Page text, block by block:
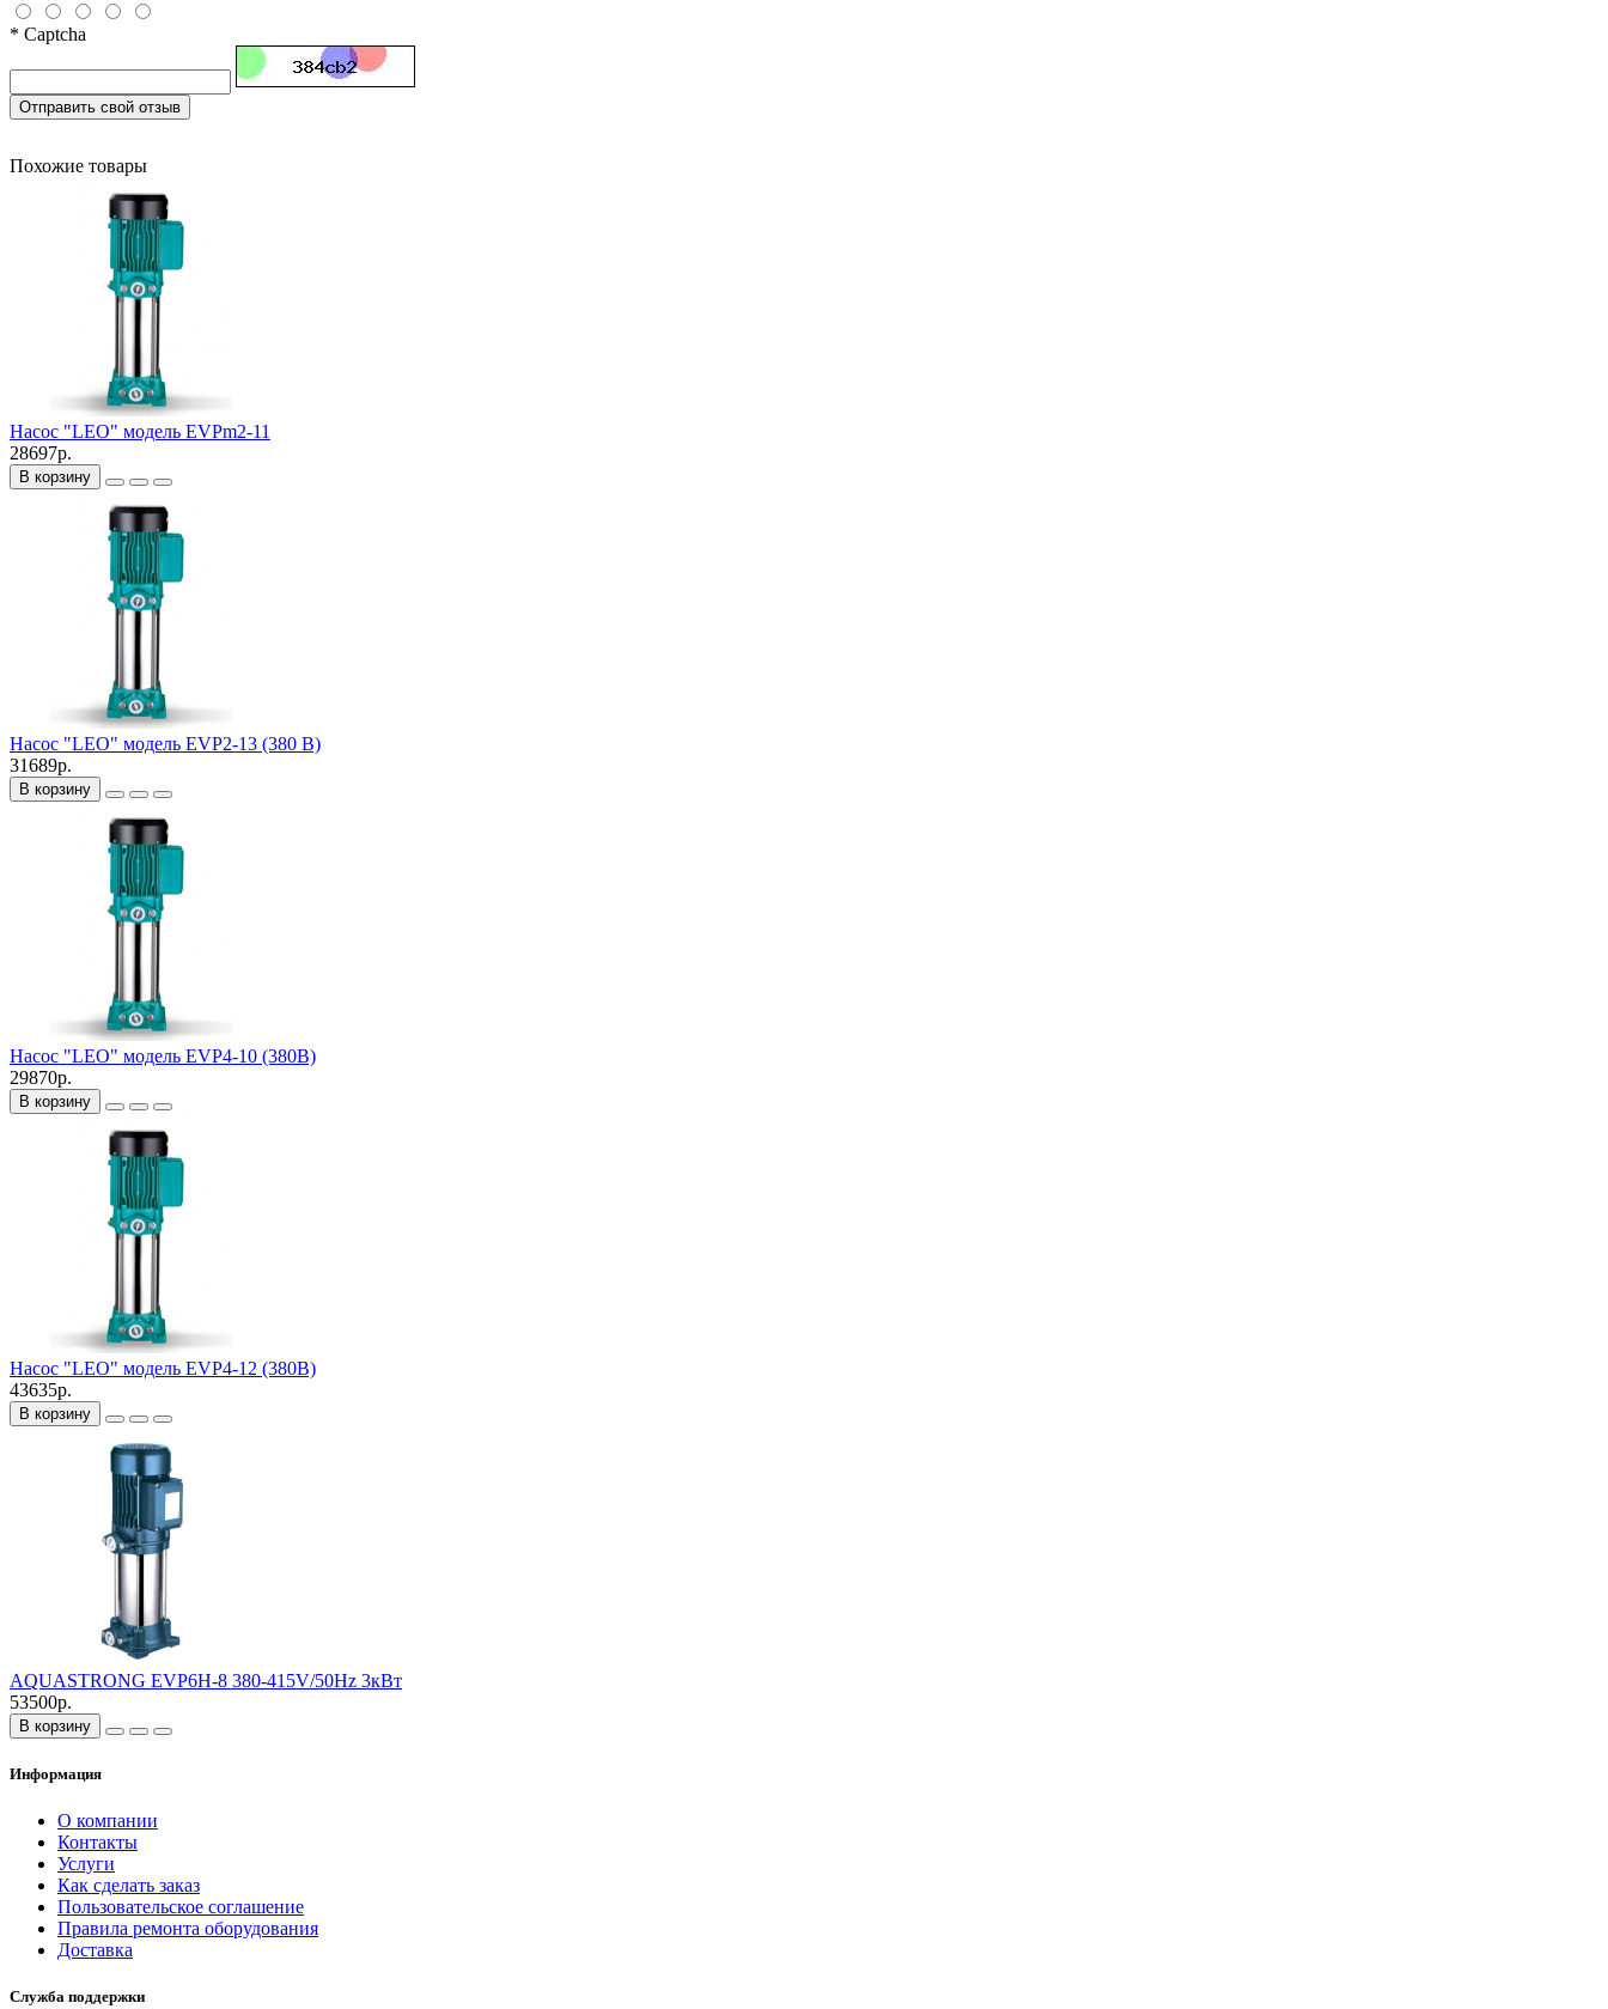
* Captcha
Отправить свой отзыв
Похожие товары
Насос "LEO" модель EVPm2-11
28697р.
В корзину
Насос "LEO" модель EVP2-13 (380 В)
31689р.
В корзину
Насос "LEO" модель EVP4-10 (380В)
29870р.
В корзину
Насос "LEO" модель EVP4-12 (380В)
43635р.
В корзину
AQUASTRONG EVP6H-8 380-415V/50Hz 3кВт
53500р.
В корзину
Информация
О компании
Контакты
Услуги
Как сделать заказ
Пользовательское соглашение
Правила ремонта оборудования
Доставка
Служба поддержки